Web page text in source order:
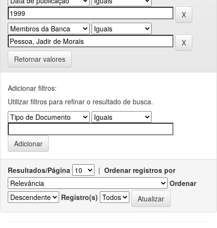
Retornar valores
Adicionar filtros:
Utilizar filtros para refinar o resultado de busca.
Resultados/Página | Ordenar registros por
Ordenar
Registro(s)